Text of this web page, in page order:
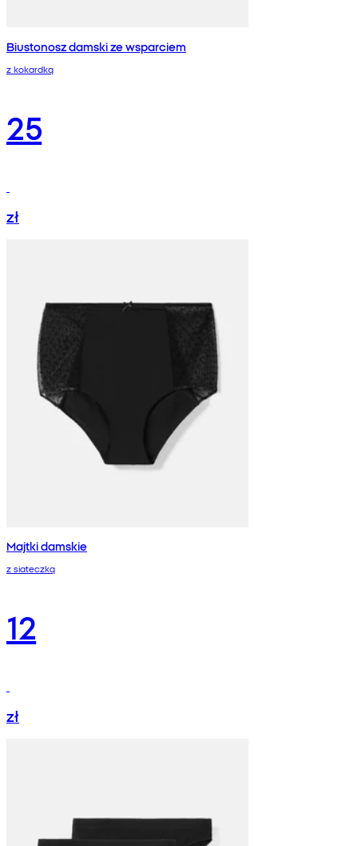
Biustonosz damski ze wsparciem
z kokardką
25
zł
Majtki damskie
z siateczką
12
zł